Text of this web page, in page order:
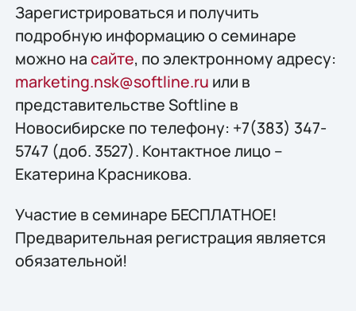
Зарегистрироваться и получить
подробную информацию о семинаре
можно насайте, по электронному адресу:
marketing.nsk@softline.ru или в
представительстве Softline в
Новосибирске по телефону: +7(383) 347-
5747 (доб. 3527). Контактное лицо –
Екатерина Красникова.
Участие в семинаре БЕСПЛАТНОЕ!
Предварительная регистрация является
обязательной!